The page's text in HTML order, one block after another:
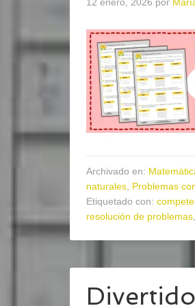
Archivado en:
naturales Problemas
Etiquetado con:
resolución de problemas